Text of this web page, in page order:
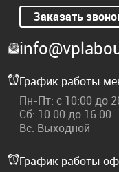
Заказать
График работы
Пн-Пт: с 10:00 до
Сб: 10.00 до 16.00
Вс: Выходной
График работы